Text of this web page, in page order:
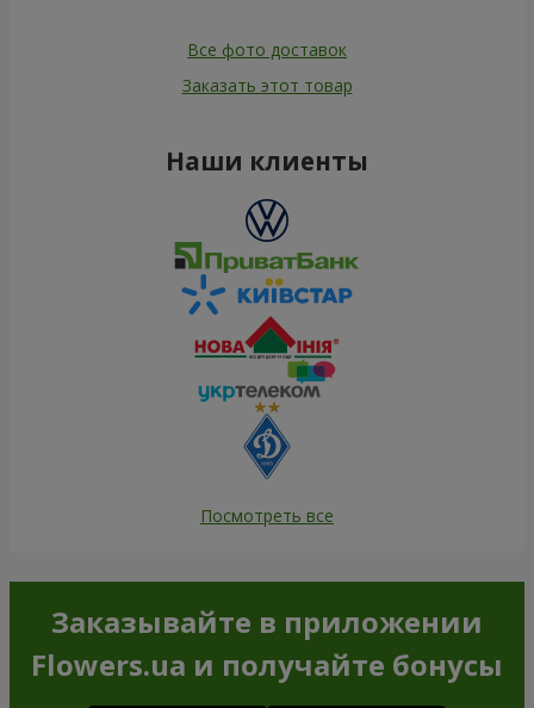
Все фото доставок
Заказать этот товар
Наши клиенты
Посмотреть все
Заказывайте в приложении
Flowers.ua и получайте бонусы